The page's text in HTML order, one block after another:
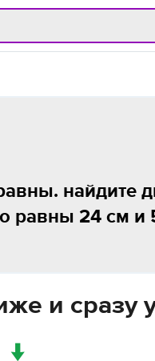
найдите
равны 24 см и
и сразу
↓